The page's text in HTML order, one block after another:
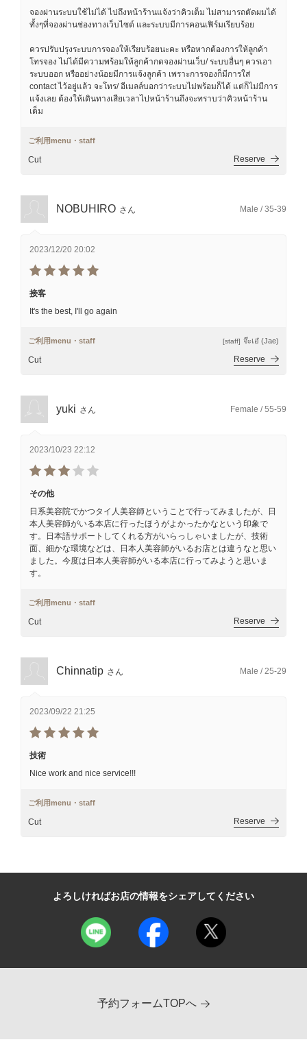
จองผ่านระบบใช้ไม่ได้ ไปถึงหน้าร้านแจ้งว่าคิวเต็ม ไม่สามารถตัดผมได้
ทั้งๆที่จองผ่านช่องทางเว็บไซต์ และระบบมีการคอนเฟิร์มเรียบร้อย
ควรปรับปรุงระบบการจองให้เรียบร้อยนะคะ หรือหากต้องการให้ลูกค้า
โทรจอง ไม่ได้มีความพร้อมให้ลูกค้ากดจองผ่านเว็บ/ ระบบอื่นๆ ควรเอา
ระบบออก หรืออย่างน้อยมีการแจ้งลูกค้า เพราะการจองก็มีการใส่
contact ไว้อยู่แล้ว จะโทร/ อีเมลล์บอกว่าระบบไม่พร้อมก็ได้ แต่ก็ไม่มีการ
แจ้งเลย ต้องให้เดินทางเสียเวลาไปหน้าร้านถึงจะทราบว่าคิวหน้าร้าน
เต็ม
ご利用menu・staff
Cut Reserve
NOBUHIRO さん Male / 35-39
2023/12/20 20:02
接客
It's the best, I'll go again
ご利用menu・staff [staff] จ๊ะเอ๋ (Jae)
Cut Reserve
yuki さん Female / 55-59
2023/10/23 22:12
その他
日系美容院でかつタイ人美容師ということで行ってみましたが、日
本人美容師がいる本店に行ったほうがよかったかなという印象で
す。日本語サポートしてくれる方がいらっしゃいましたが、技術
面、細かな環境などは、日本人美容師がいるお店とは違うなと思い
ました。今度は日本人美容師がいる本店に行ってみようと思いま
す。
ご利用menu・staff
Cut Reserve
Chinnatip さん Male / 25-29
2023/09/22 21:25
技術
Nice work and nice service!!!
ご利用menu・staff
Cut Reserve
よろしければお店の情報をシェアしてください
予約フォームTOPへ